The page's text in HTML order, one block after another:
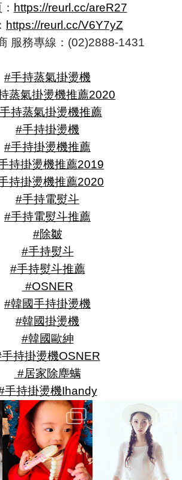
https://reurl.cc/areR27
https://reurl.cc/V6Y7yZ
服務專線：(02)2888-1431
#手持蒸氣掛燙機
蒸氣掛燙機推薦2020
持蒸氣掛燙機推薦
#手持掛燙機
#手持掛燙機推薦
持掛燙機推薦2019
持掛燙機推薦2020
#手持電熨斗
#手持電熨斗推薦
#除皺
#手持熨斗
#手持熨斗推薦
#OSNER
#韓國手持掛燙機
#韓國掛燙機
#韓國歐紳
持掛燙機OSNER
#居家除塵螨
手持掛燙機Ihandy